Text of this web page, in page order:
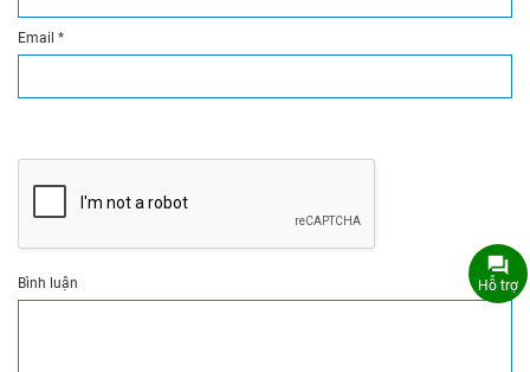
Email *
Bình luận Hỗ trợ